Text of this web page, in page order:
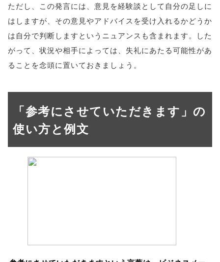
ただし、この発言には、意見を経験談として自分の足しに
はしますが、その意見やアドバイスを受け入れるかどうか
は自分で判断しますというニュアンスも含まれます。した
がって、状況や相手によっては、失礼にあたる可能性があ
ることを念頭に置いておきましょう。
「参考にさせていただきます」の
使い方と例文